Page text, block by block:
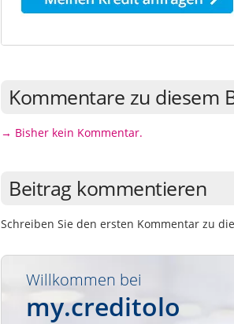
Kommentare zu diesem
→ Bisher kein Kommentar.
Beitrag kommentieren
Schreiben Sie den ersten Kommentar zu
Willkommen bei
my.creditolo